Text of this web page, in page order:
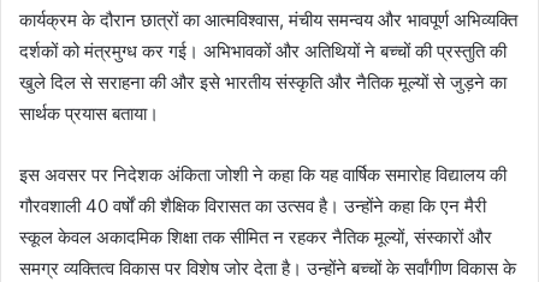
कार्यक्रम के दौरान छात्रों का आत्मविश्वास, मंचीय समन्वय और भावपूर्ण अभिव्यक्ति
दर्शकों को मंत्रमुग्ध कर गई। अभिभावकों और अतिथियों ने बच्चों की प्रस्तुति की
खुले दिल से सराहना की और इसे भारतीय संस्कृति और नैतिक मूल्यों से जुड़ने का
सार्थक प्रयास बताया।
इस अवसर पर निदेशक अंकिता जोशी ने कहा कि यह वार्षिक समारोह विद्यालय की
गौरवशाली 40 वर्षों की शैक्षिक विरासत का उत्सव है। उन्होंने कहा कि एन मैरी
स्कूल केवल अकादमिक शिक्षा तक सीमित न रहकर नैतिक मूल्यों, संस्कारों और
समग्र व्यक्तित्व विकास पर विशेष जोर देता है। उन्होंने बच्चों के सर्वांगीण विकास के